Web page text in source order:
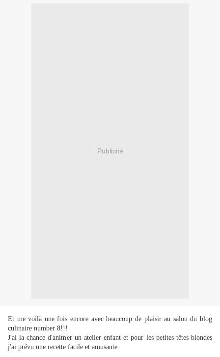
Publicité
Et me voilà une fois encore avec beaucoup de plaisir au salon du blog
culinaire number 8!!!
J'ai la chance d'animer un atelier enfant et pour les petites têtes blondes
j'ai prévu une recette facile et amusante.